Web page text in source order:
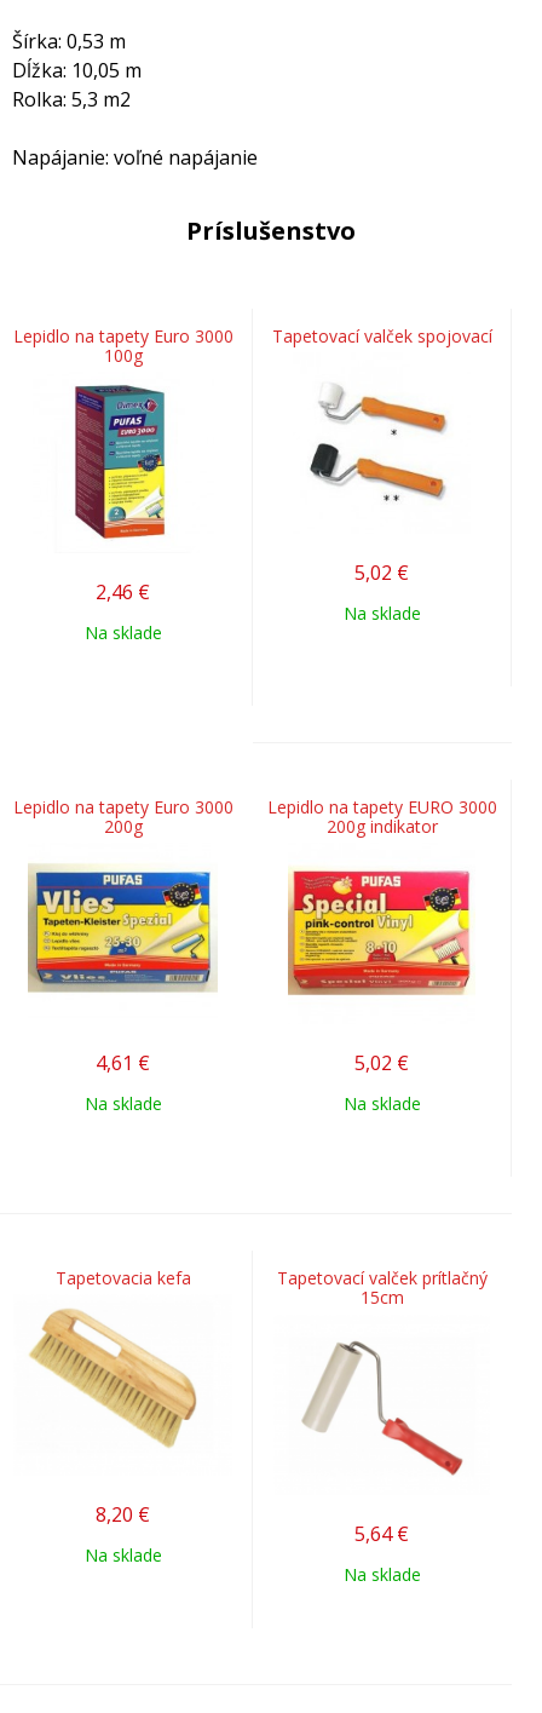
Šírka: 0,53 m
Dĺžka: 10,05 m
Rolka: 5,3 m2
Napájanie: voľné napájanie
Príslušenstvo
Lepidlo na tapety Euro 3000
100g
2,46 €
Na sklade
Tapetovací valček spojovací
5,02 €
Na sklade
Lepidlo na tapety Euro 3000
200g
4,61 €
Na sklade
Lepidlo na tapety EURO 3000
200g indikator
5,02 €
Na sklade
Tapetovacia kefa
8,20 €
Na sklade
Tapetovací valček prítlačný
15cm
5,64 €
Na sklade